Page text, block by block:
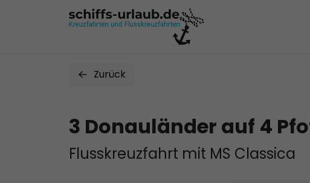
Zurück
3 Donauländer auf 4
Flusskreuzfahrt mit MS Classica